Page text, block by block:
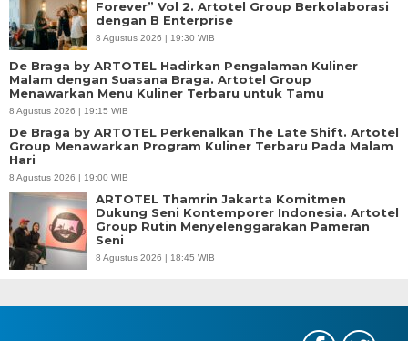
Forever” Vol 2. Artotel Group Berkolaborasi
dengan B Enterprise
8 Agustus 2026 | 19:30 WIB
De Braga by ARTOTEL Hadirkan Pengalaman Kuliner
Malam dengan Suasana Braga. Artotel Group
Menawarkan Menu Kuliner Terbaru untuk Tamu
8 Agustus 2026 | 19:15 WIB
De Braga by ARTOTEL Perkenalkan The Late Shift. Artotel
Group Menawarkan Program Kuliner Terbaru Pada Malam
Hari
8 Agustus 2026 | 19:00 WIB
ARTOTEL Thamrin Jakarta Komitmen
Dukung Seni Kontemporer Indonesia. Artotel
Group Rutin Menyelenggarakan Pameran
Seni
8 Agustus 2026 | 18:45 WIB